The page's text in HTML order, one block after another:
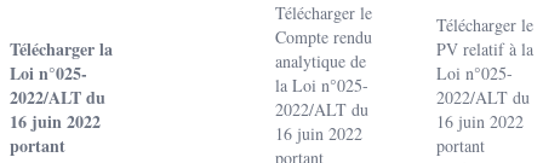
Télécharger la
Loi n°025-
2022/ALT du
16 juin 2022
portant
Télécharger le
Compte rendu
analytique de
la Loi n°025-
2022/ALT du
16 juin 2022
portant
Télécharger le
PV relatif à la
Loi n°025-
2022/ALT du
16 juin 2022
portant